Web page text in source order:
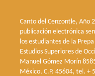
Canto del Cenzontle, Año
publicación electrónica
los estudiantes de la
Estudios Superiores de
Manuel Gómez Morín
México, C.P. 45604, tel. +